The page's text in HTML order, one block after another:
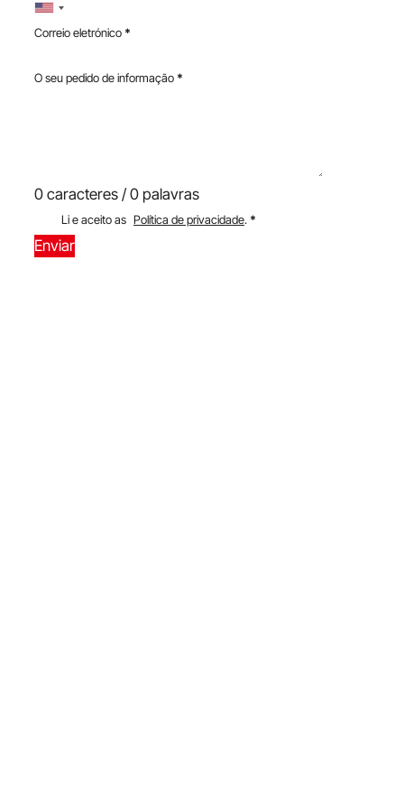
Correio eletrónico *
O seu pedido de informação *
0 caracteres / 0 palavras
Li e aceito as Política de privacidade. *
Enviar